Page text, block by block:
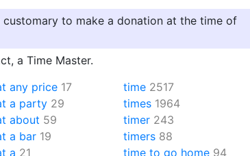
to make a donation at the time of
a Time Master.
any price 17
a party 29
about 59
a bar 19
a 21
time 2517
times 1964
timer 243
timers 88
time to go home 94